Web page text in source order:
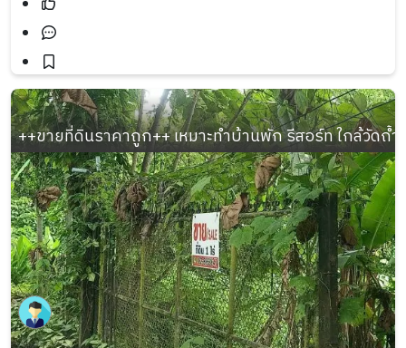
++ขายที่ดินราคาถูก++ เหมาะทำบ้านพัก รีสอร์ท ใกล้วัดถ้ำ